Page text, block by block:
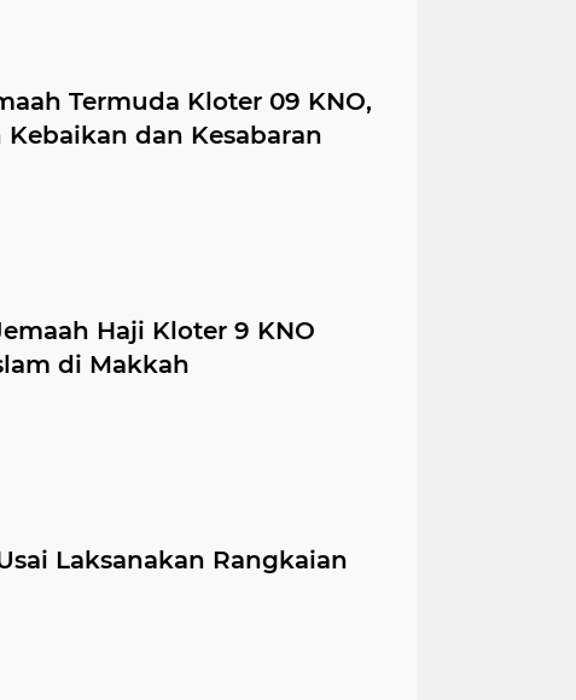
Termuda Kloter 09 KNO,
dan Kesabaran
Haji Kloter 9 KNO
di Makkah
Laksanakan Rangkaian